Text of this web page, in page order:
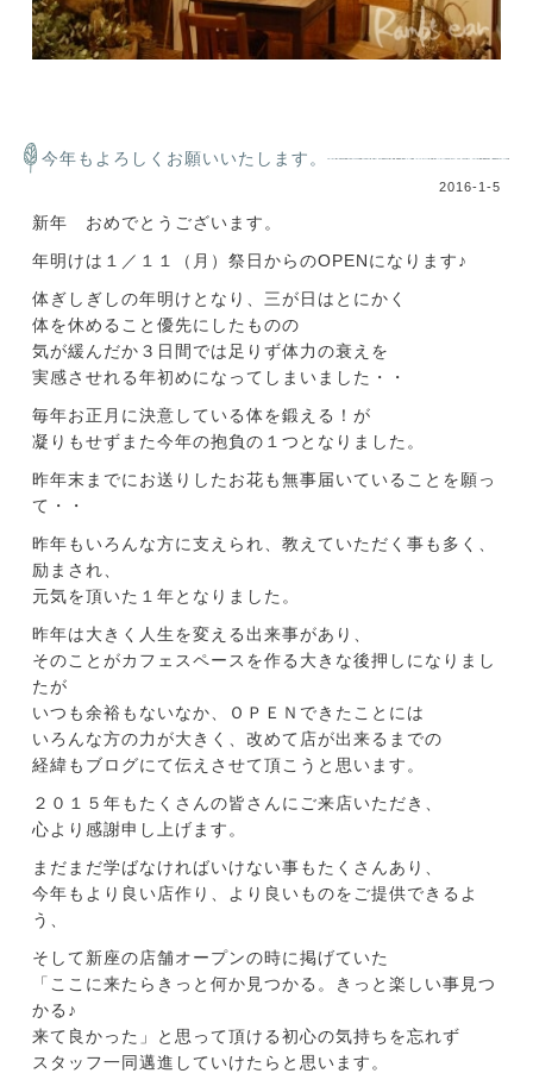
今年もよろしくお願いいたします。
2016-1-5
新年 おめでとうございます。
年明けは１／１１（月）祭日からのOPENになります♪
体ぎしぎしの年明けとなり、三が日はとにかく
体を休めること優先にしたものの
気が緩んだか３日間では足りず体力の衰えを
実感させれる年初めになってしまいました・・
毎年お正月に決意している体を鍛える！が
凝りもせずまた今年の抱負の１つとなりました。
昨年末までにお送りしたお花も無事届いていることを願っ
て・・
昨年もいろんな方に支えられ、教えていただく事も多く、
励まされ、
元気を頂いた１年となりました。
昨年は大きく人生を変える出来事があり、
そのことがカフェスペースを作る大きな後押しになりまし
たが
いつも余裕もないなか、ＯＰＥＮできたことには
いろんな方の力が大きく、改めて店が出来るまでの
経緯もブログにて伝えさせて頂こうと思います。
２０１５年もたくさんの皆さんにご来店いただき、
心より感謝申し上げます。
まだまだ学ばなければいけない事もたくさんあり、
今年もより良い店作り、より良いものをご提供できるよ
う、
そして新座の店舗オープンの時に掲げていた
「ここに来たらきっと何か見つかる。きっと楽しい事見つ
かる♪
来て良かった」と思って頂ける初心の気持ちを忘れず
スタッフ一同邁進していけたらと思います。